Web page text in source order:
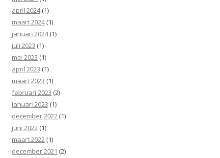
april 2024(1)
maart 2024(1)
januari 2024(1)
juli 2023 (1)
mei 2023 (1)
april 2023 (1)
maart 2023 (1)
februari 2023 (2)
januari 2023 (1)
december 2022 (1)
juni 2022 (1)
maart 2022 (1)
december 2021 (2)